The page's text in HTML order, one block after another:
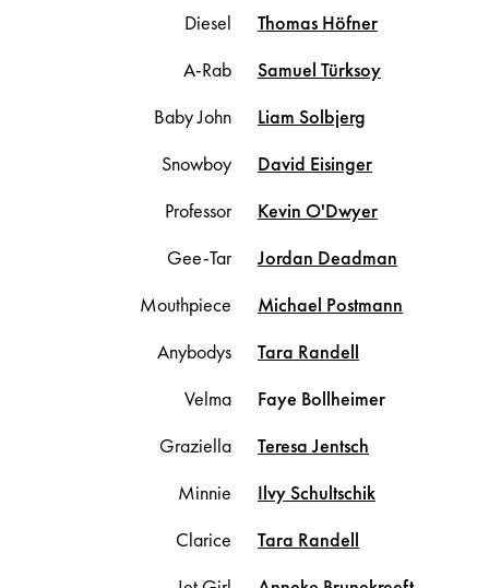
Diesel
Thomas Höfner
A-Rab
Samuel Türksoy
Baby John
Liam Solbjerg
Snowboy
David Eisinger
Professor
Kevin O'Dwyer
Gee-Tar
Jordan Deadman
Mouthpiece
Michael Postmann
Anybodys
Tara Randell
Velma
Faye Bollheimer
Graziella
TeresaJentsch
Minnie
IlvySchultschik
Clarice
Tara Randell